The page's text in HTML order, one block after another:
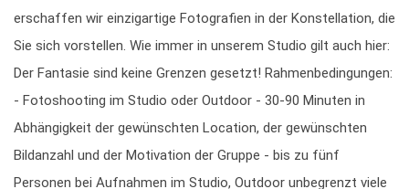
erschaffen wir einzigartige Fotografien in der Konstellation, die
Sie sich vorstellen. Wie immer in unserem Studio gilt auch hier:
Der Fantasie sind keine Grenzen gesetzt! Rahmenbedingungen:
- Fotoshooting im Studio oder Outdoor - 30-90 Minuten in
Abhängigkeit der gewünschten Location, der gewünschten
Bildanzahl und der Motivation der Gruppe - bis zu fünf
Personen bei Aufnahmen im Studio, Outdoor unbegrenzt viele